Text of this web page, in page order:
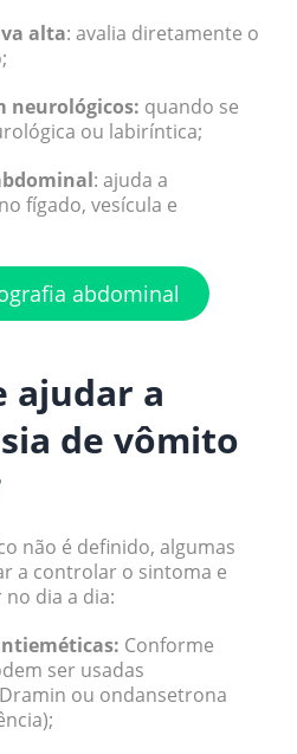
alta: avalia diretamente o
neurológicos: quando se
ou labiríntica;
: ajuda a
fígado, vesícula e
abdominal
ajudar a
de vômito
não é definido, algumas
a controlar o sintoma e
dia a dia:
Conforme
ser usadas
ou ondansetrona